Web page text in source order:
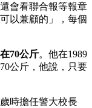
會看聯合報等報章
以兼顧的」，每個
70公斤。他在1989
公斤，他說，只要
歲時擔任警大校長